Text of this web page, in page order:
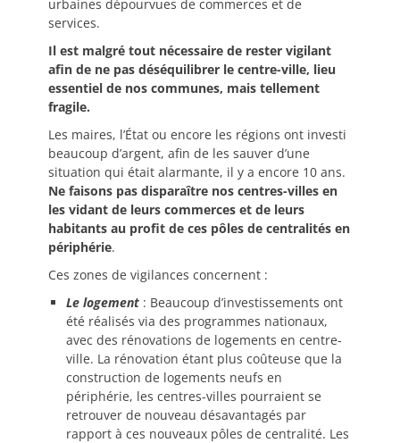
urbaines dépourvues de commerces et de
services.
Il est malgré tout nécessaire de rester vigilant
afin de ne pas déséquilibrer le centre-ville, lieu
essentiel de nos communes, mais tellement
fragile.
Les maires, l’État ou encore les régions ont investi
beaucoup d’argent, afin de les sauver d’une
situation qui était alarmante, il y a encore 10 ans.
Ne faisons pas disparaître nos centres-villes en
les vidant de leurs commerces et de leurs
habitants au profit de ces pôles de centralités en
périphérie.
Ces zones de vigilances concernent :
Le logement : Beaucoup d’investissements ont
été réalisés via des programmes nationaux,
avec des rénovations de logements en centre-
ville. La rénovation étant plus coûteuse que la
construction de logements neufs en
périphérie, les centres-villes pourraient se
retrouver de nouveau désavantagés par
rapport à ces nouveaux pôles de centralité. Les